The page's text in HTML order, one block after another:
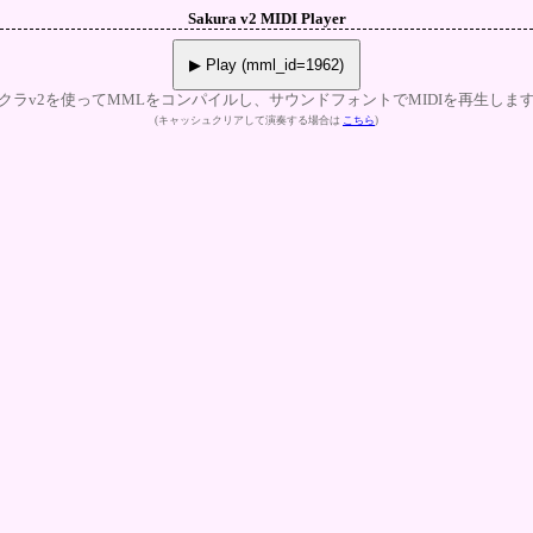
Sakura v2 MIDI Player
▶ Play (mml_id=1962)
ラv2を使ってMMLをコンパイルし、サウンドフォントでMIDIを再生しま
(キャッシュクリアして演奏する場合は こちら)